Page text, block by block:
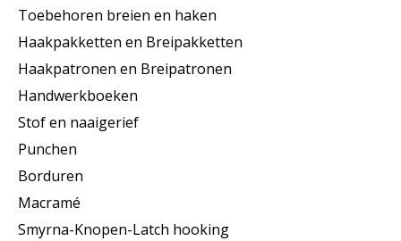
Toebehoren breien en haken
Haakpakketten en Breipakketten
Haakpatronen en Breipatronen
Handwerkboeken
Stof en naaigerief
Punchen
Borduren
Macramé
Smyrna-Knopen-Latch hooking